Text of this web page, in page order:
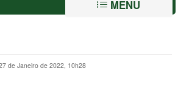
MENU
de Janeiro de 2022, 10h28